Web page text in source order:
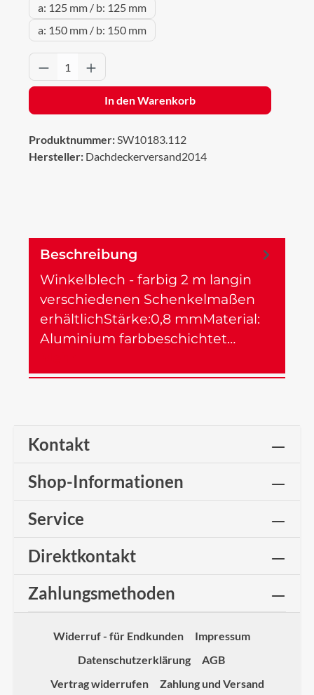
a: 125 mm / b: 125 mm
a: 150 mm / b: 150 mm
Produkt Anzahl: Gib den gewünschten
In den Warenkorb
Produktnummer:SW10183.112
Hersteller: Dachdeckerversand2014
Beschreibung
Winkelblech - farbig 2 m langin
verschiedenen Schenkelmaßen
erhältlichStärke:0,8 mmMaterial:
Aluminium farbbeschichtet…
Kontakt
Shop-Informationen
Service
Direktkontakt
Zahlungsmethoden
Widerruf - für Endkunden
Impressum
Datenschutzerklärung
AGB
Vertrag widerrufen
Zahlung und Versand